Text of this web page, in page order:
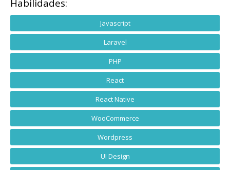
Habilidades:
Javascript
Laravel
PHP
React
React Native
WooCommerce
Wordpress
UI Design